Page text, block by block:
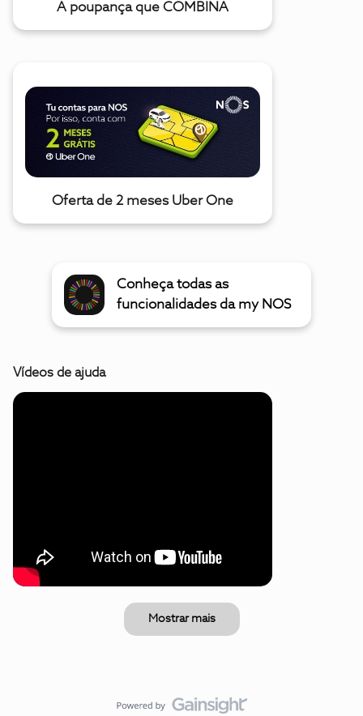
A poupança que COMBINA
Oferta de 2 meses Uber One
Conheça todas as
funcionalidades da my NOS
Vídeos de ajuda
Mostrar mais